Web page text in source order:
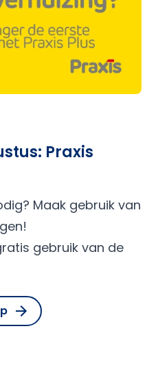
Praxis
Maak gebruik van
gebruik van de